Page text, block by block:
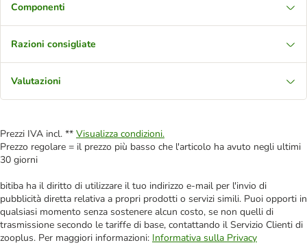
Componenti
Razioni consigliate
Valutazioni
Prezzi IVA incl. ** Visualizza condizioni.
Prezzo regolare = il prezzo più basso che l'articolo ha avuto negli ultimi
30 giorni
bitiba ha il diritto di utilizzare il tuo indirizzo e-mail per l'invio di
pubblicità diretta relativa a propri prodotti o servizi simili. Puoi opporti in
qualsiasi momento senza sostenere alcun costo, se non quelli di
trasmissione secondo le tariffe di base, contattando il Servizio Clienti di
zooplus. Per maggiori informazioni: Informativa sulla Privacy